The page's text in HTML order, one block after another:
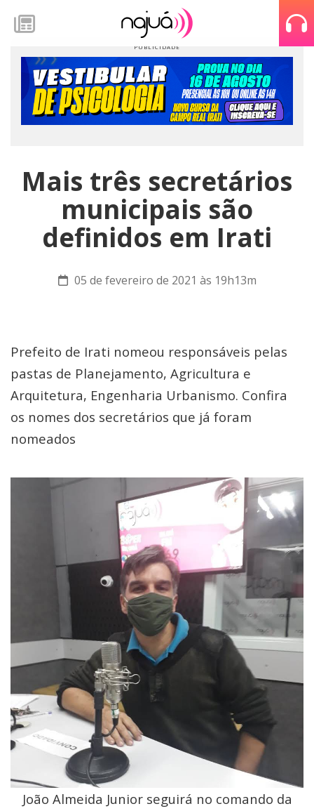
Mais três secretários
municipais são
definidos em Irati
05 de fevereiro de 2021 às 19h13m
Prefeito de Irati nomeou responsáveis pelas
pastas de Planejamento, Agricultura e
Arquitetura, Engenharia Urbanismo. Confira
os nomes dos secretários que já foram
nomeados
João Almeida Junior seguirá no comando da